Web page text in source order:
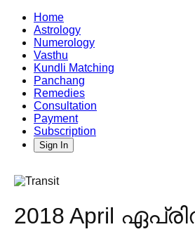
Home
Astrology
Numerology
Vasthu
Kundli Matching
Panchang
Remedies
Consultation
Payment
Subscription
Sign In
2018 April